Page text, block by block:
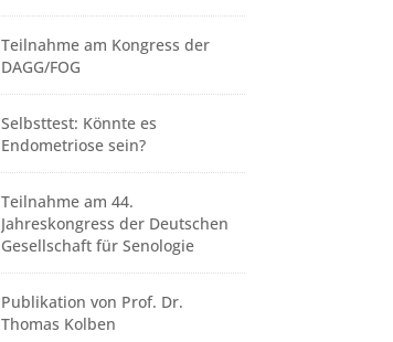
Teilnahme am Kongress der
DAGG/FOG
Selbsttest: Könnte es
Endometriose sein?
Teilnahme am 44.
Jahreskongress der Deutschen
Gesellschaft für Senologie
Publikation von Prof. Dr.
Thomas Kolben